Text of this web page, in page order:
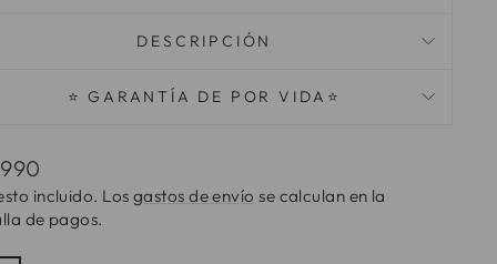
DESCRIPCIÓN
⭐ GARANTÍA DE POR VIDA⭐
incluido. Los gastos de envío se calculan en la
de pagos.